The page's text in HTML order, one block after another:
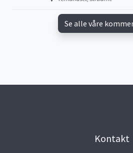
Se alle våre
Kontakt